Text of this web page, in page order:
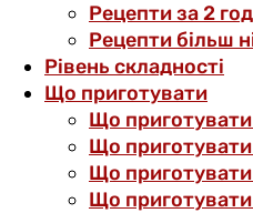
Рецепти за 2
Рецепти більш
Рівень складності
Що приготувати
Що
Що
Що
Що приготувати